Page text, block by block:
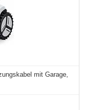
mit Garage,